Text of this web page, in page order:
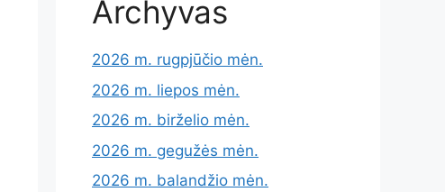
Archyvas
2026 m. rugpjūčio mėn.
2026 m. liepos mėn.
2026 m. birželio mėn.
2026 m. gegužės mėn.
2026 m. balandžio mėn.